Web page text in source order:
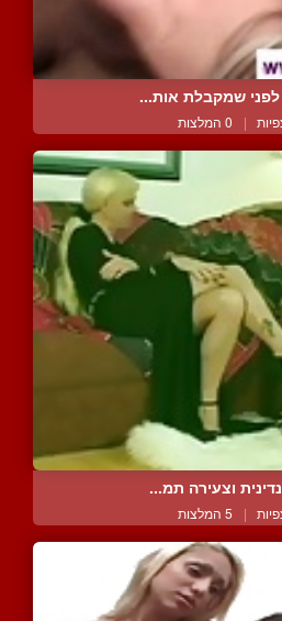
שמקבלת אות...
| 0 המלצות
וצעירה תמ...
| 5 המלצות